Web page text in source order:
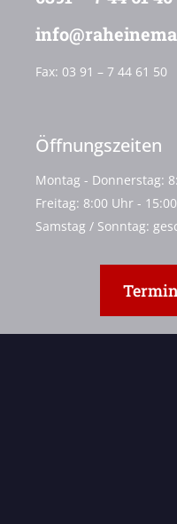
Fax: 03 91 – 7 44 61 50
Öffnungszeiten
Montag - Donnerstag:
Freitag: 8:00 Uhr -
Samstag / Sonntag: